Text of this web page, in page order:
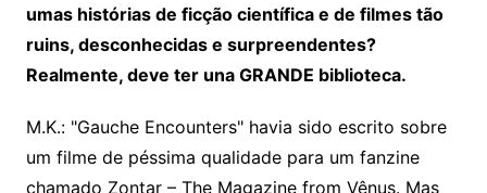
umas histórias de ficção científica e de filmes tão
ruins, desconhecidas e surpreendentes?
Realmente, deve ter una GRANDE biblioteca.
M.K.: "Gauche Encounters" havia sido escrito sobre
um filme de péssima qualidade para um fanzine
chamado Zontar – The Magazine from Vênus. Mas